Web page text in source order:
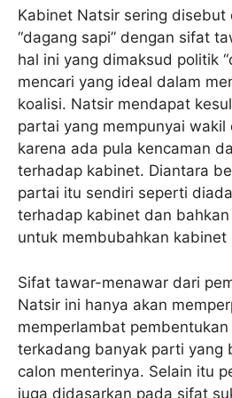
Kabinet Natsir sering disebut
“dagang sapi” dengan sifat
hal ini yang dimaksud politik
mencari yang ideal dalam
koalisi. Natsir mendapat
partai yang mempunyai
karena ada pula kencaman
terhadap kabinet. Diantara
partai itu sendiri seperti
terhadap kabinet dan
untuk membubahkan kabinet
Sifat tawar-menawar dari
Natsir ini hanya akan
memperlambat
terkadang banyak parti yang
calon menterinya. Selain itu
juga didasarkan pada sifat